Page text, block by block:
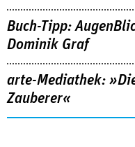
Buch-Tipp:
Dominik Graf
arte-Mediathek:
Zauberer«